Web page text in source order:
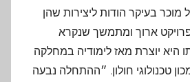
מוכר בעיקר הודות ליצירות שהן
ארוך ומתמשך שנקרא
היא יוצרת מאז לימודיה במחלקה
טכנולוגי חולון. ״ההתחלה נבעה